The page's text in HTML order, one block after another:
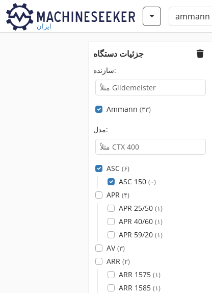
ایران
جزئیات دستگاه
سازنده:
Ammann (۳۳)
مدل:
ASC (۶)
ASC 150 (۰)
APR (۴)
APR 25/50 (۱)
APR 40/60 (۱)
APR 59/20 (۱)
AV(۳)
ARR (۲)
ARR 1575 (۱)
ARR 1585 (۱)